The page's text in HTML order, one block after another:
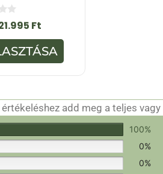
Ft
a
add meg a teljes
csak a hitelesítéshez szükséges.
100%
0%
0%